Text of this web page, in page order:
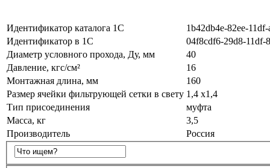
Идентификатор каталога 1С
1b42db4e-82ee-
Идентификатор в 1С
04f8cdf6-29d8-11df-
Диаметр условного прохода, Ду, мм
40
Давление, кгс/см²
16
Монтажная длина, мм
160
Размер ячейки фильтрующей сетки в свету 1,4 x1,4
Тип присоединения
муфта
Масса, кг
3,5
Производитель
Россия